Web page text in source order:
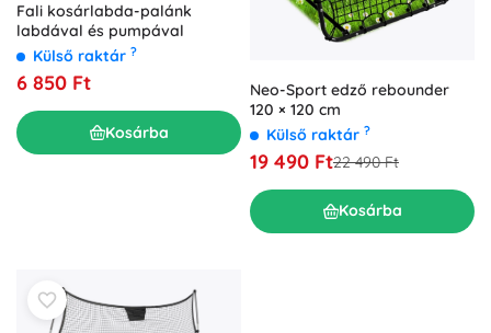
Fali kosárlabda-palánk
labdával és pumpával
Külső raktár ?
6 850 Ft
Kosárba
Neo-Sport edző rebounder
120 × 120 cm
Külső raktár ?
19 490 Ft22 490 Ft
Kosárba